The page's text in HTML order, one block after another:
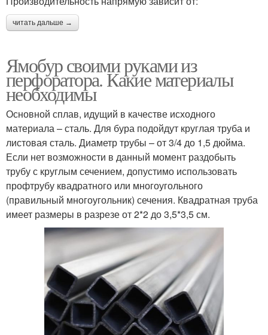
читать дальше →
Ямобур своими руками из
перфоратора. Какие материалы
необходимы
Основной сплав, идущий в качестве исходного
материала – сталь. Для бура подойдут круглая труба и
листовая сталь. Диаметр трубы – от 3/4 до 1,5 дюйма.
Если нет возможности в данный момент раздобыть
трубу с круглым сечением, допустимо использовать
профтрубу квадратного или многоугольного
(правильный многоугольник) сечения. Квадратная труба
имеет размеры в разрезе от 2*2 до 3,5*3,5 см.